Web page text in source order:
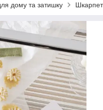
дому та затишку